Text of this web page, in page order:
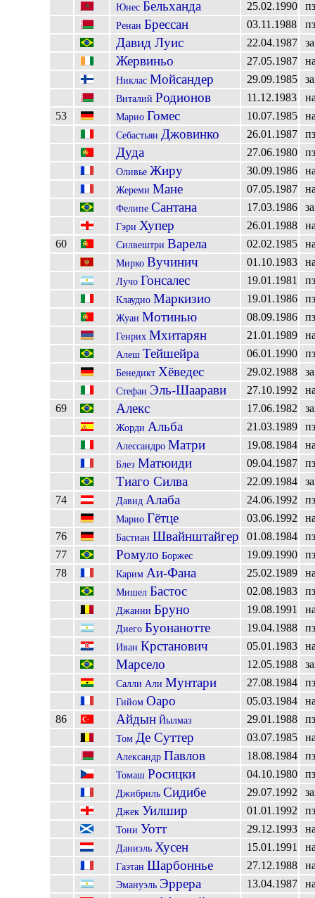
Юнес Бельханда 25.02.1990 пз
Ренан Брессан 03.11.1988 пз
Давид Луис 22.04.1987
Жервиньо 27.05.1987
Никлас Мойсандер 29.09.1985
Виталий Родионов 11.12.1983
53
Марио Гомес 10.07.1985
Себастьян Джовинко 26.01.1987 пз
Дуда 27.06.1980 пз
Оливье Жиру 30.09.1986
Жереми Мане 07.05.1987
Фелипе Сантана 17.03.1986
Гэри Хупер 26.01.1988
60
Силвештри Варела 02.02.1985
Мирко Вучинич 01.10.1983
Лучо Гонсалес 19.01.1981 пз
Клаудио Маркизио 19.01.1986 пз
Жуан Мотинью 08.09.1986 пз
Генрих Мхитарян 21.01.1989
Алеш Тейшейра 06.01.1990 пз
Бенедикт Хёведес 29.02.1988
Стефан Эль-Шаарави 27.10.1992
69
Алекс 17.06.1982
Жорди Альба 21.03.1989 пз
Алессандро Матри 19.08.1984
Блез Матюиди 09.04.1987 пз
Тиаго Силва 22.09.1984
74
Давид Алаба 24.06.1992 пз
Марио Гётце 03.06.1992
76
Бастиан Швайнштайгер 01.08.1984
пз
77
Ромуло Боржес 19.09.1990
пз
78
Карим Аи-Фана 25.02.1989
Мишел Бастос 02.08.1983 пз
Джанни Бруно 19.08.1991
Диего Буонанотте 19.04.1988 пз
Иван Крстанович 05.01.1983
Марсело 12.05.1988
Салли Али Мунтари 27.08.1984 пз
Гийом Оаро 05.03.1984
86
АйдынЙылмаз 29.01.1988 пз
Том Де Суттер 03.07.1985
Александр Павлов 18.08.1984 пз
Томаш Росицки 04.10.1980 пз
Джибриль Сидибе 29.07.1992
Джек Уилшир 01.01.1992 пз
Тони Уотт 29.12.1993
Даниэль Хусен 15.01.1991
Гаэтан Шарбоннье 27.12.1988
Эмануэль Эррера 13.04.1987